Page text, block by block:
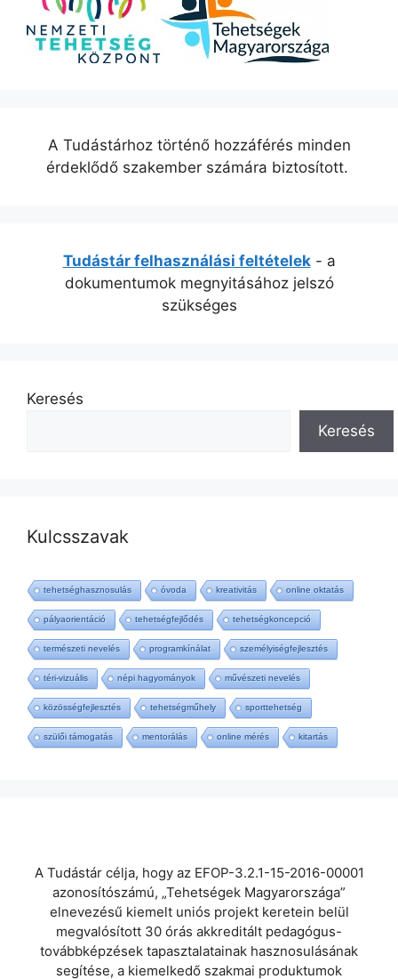
A Tudástárhoz történő hozzáférés minden
érdeklődő szakember számára biztosított.
Tudástár felhasználási feltételek- a
dokumentumok megnyitásához jelszó
szükséges
Keresés
Keresés
Kulcsszavak
tehetséghasznosulás óvoda kreativitás online oktatás
pályaorientáció tehetségfejlődés tehetségkoncepció
természeti nevelés programkínálat személyiségfejlesztés
téri-vizuális népi hagyományok művészeti nevelés
közösségfejlesztés tehetségműhely sporttehetség
szülői támogatás mentorálás online mérés kitartás
A Tudástár célja, hogy az EFOP-3.2.1-15-2016-00001
azonosítószámú, „Tehetségek Magyarországa”
elnevezésű kiemelt uniós projekt keretein belül
megvalósított 30 órás akkreditált pedagógus-
továbbképzések tapasztalatainak hasznosulásának
segítése, a kiemelkedő szakmai produktumok